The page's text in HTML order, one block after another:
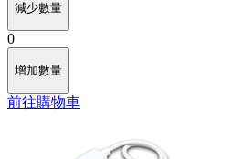
減少數量
0
增加數量
前往購物車